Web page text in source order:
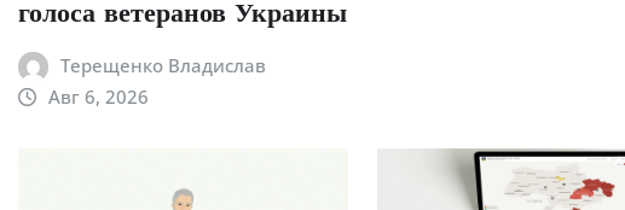
голоса ветеранов Украины
Терещенко Владислав
Авг 6, 2026